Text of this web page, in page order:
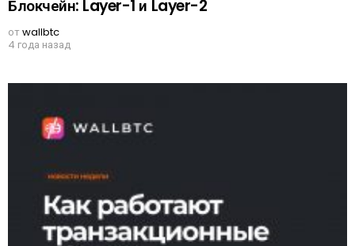
Блокчейн: Layer-1 и Layer-2
отwallbtc
4 года назад